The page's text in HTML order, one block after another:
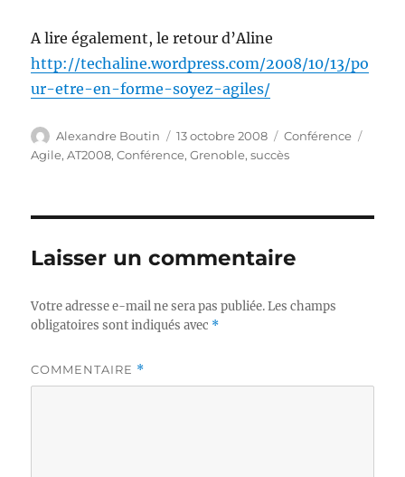
A lire également, le retour d’Aline
http://techaline.wordpress.com/2008/10/13/po
ur-etre-en-forme-soyez-agiles/
Auteur
Alexandre Boutin
Publié
le
13 octobre 2008 Catégories
Conférence
Agile,AT2008,Conférence,Grenoble,succès
Laisser un commentaire
Votre adresse e-mail ne sera pas publiée. Les champs
obligatoires sont indiqués avec *
COMMENTAIRE *